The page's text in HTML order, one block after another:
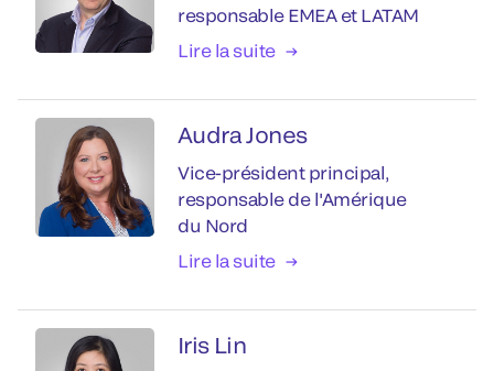
responsable EMEA et LATAM
Lire la suite
Audra Jones
Vice-président principal,
responsable de l'Amérique
du Nord
Lire la suite
Iris Lin